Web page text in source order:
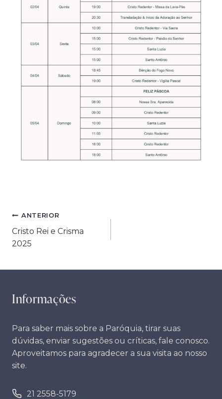
Navegação
de
ANTERIOR
Cristo Rei e Crisma
2025
Informações
Para saber mais sobre a Paróquia, tirar suas
dúvidas, enviar sugestões ou críticas, fale conosco.
Aproveitamos para agradecer a sua visita ao nosso
site.
21 2558-5179